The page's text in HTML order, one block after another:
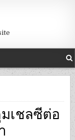
เชลซีต่อ